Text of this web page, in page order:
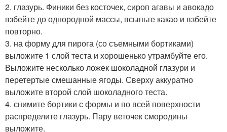
2. глазурь. Финики без косточек, сироп агавы и авокадо
взбейте до однородной массы, всыпьте какао и взбейте
повторно.
3. на форму для пирога (со съемными бортиками)
выложите 1 слой теста и хорошенько утрамбуйте его.
Выложите несколько ложек шоколадной глазури и
перетертые смешанные ягоды. Сверху аккуратно
выложите второй слой шоколадного теста.
4. снимите бортики с формы и по всей поверхности
распределите глазурь. Пару веточек смородины
выложите.